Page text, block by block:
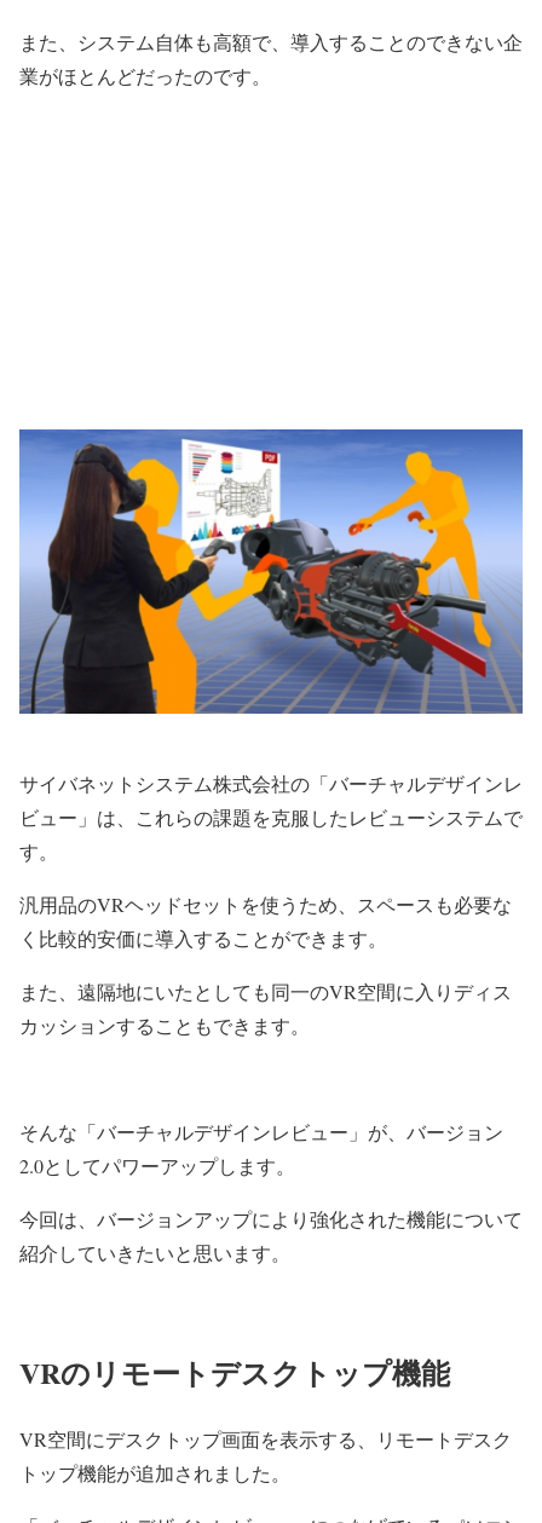
また、システム自体も高額で、導入することのできない企
業がほとんどだったのです。
サイバネットシステム株式会社の「バーチャルデザインレ
ビュー」は、これらの課題を克服したレビューシステムで
す。
汎用品のVRヘッドセットを使うため、スペースも必要な
く比較的安価に導入することができます。
また、遠隔地にいたとしても同一のVR空間に入りディス
カッションすることもできます。
そんな「バーチャルデザインレビュー」が、バージョン
2.0としてパワーアップします。
今回は、バージョンアップにより強化された機能について
紹介していきたいと思います。
VRのリモートデスクトップ機能
VR空間にデスクトップ画面を表示する、リモートデスク
トップ機能が追加されました。